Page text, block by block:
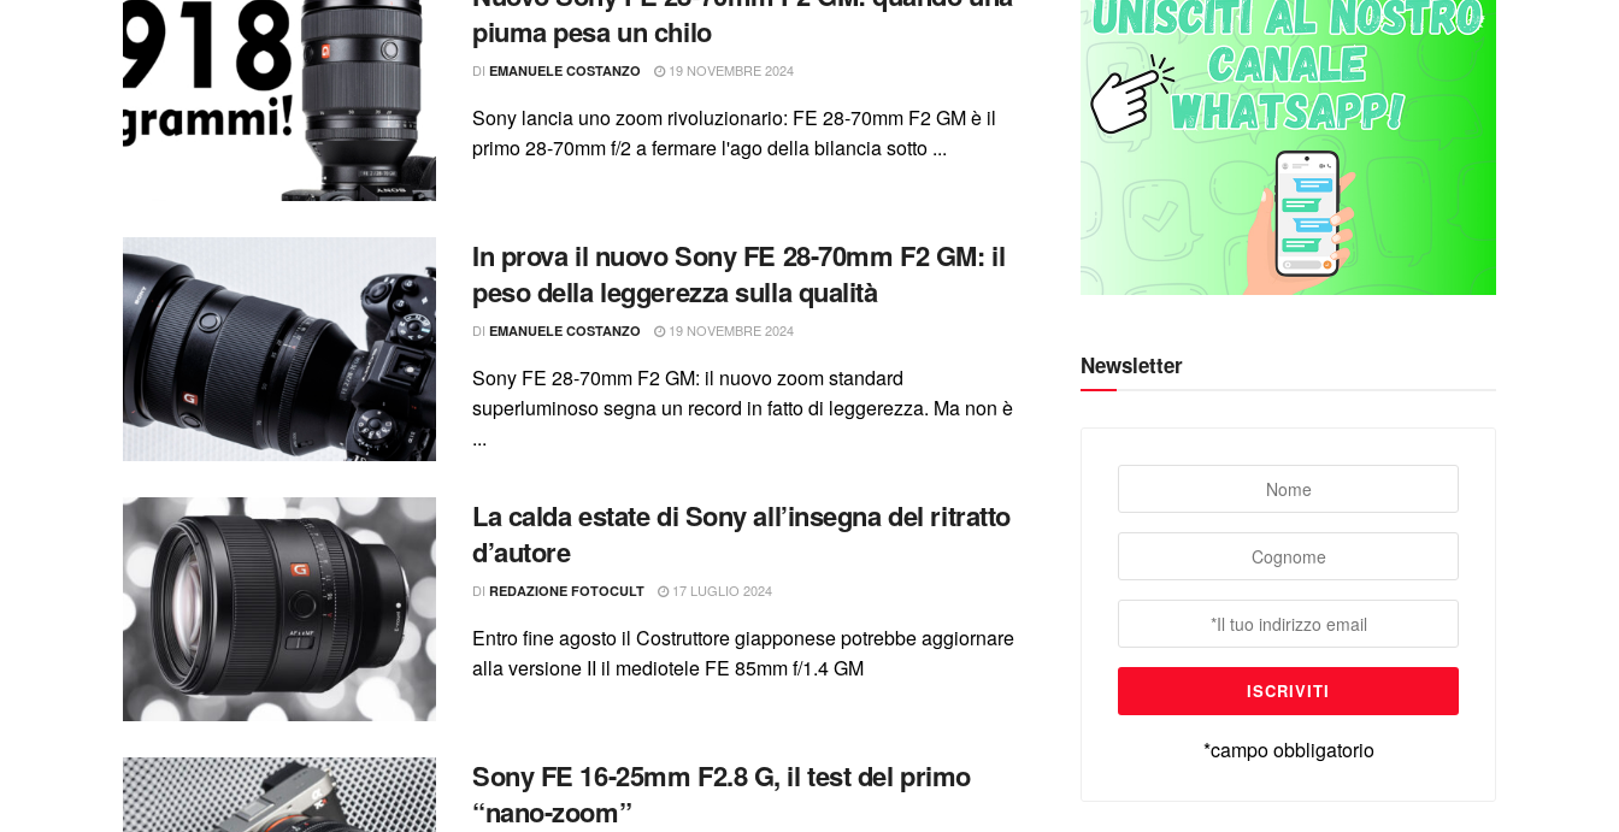
piuma pesa un chilo
DI EMANUELE COSTANZO 19 NOVEMBRE 2024
Sony lancia uno zoom rivoluzionario: FE 28-70mm F2 GM è il
primo 28-70mm f/2 a fermare l'ago della bilancia sotto ...
In prova il nuovo Sony FE 28-70mm F2 GM: il
peso della leggerezza sulla qualità
DI EMANUELE COSTANZO 19 NOVEMBRE 2024
Sony FE 28-70mm F2 GM: il nuovo zoom standard
superluminoso segna un record in fatto di leggerezza. Ma non è
...
La calda estate di Sony all’insegna del ritratto
d’autore
DI REDAZIONE FOTOCULT 17 LUGLIO 2024
Entro fine agosto il Costruttore giapponese potrebbe aggiornare
alla versione II il mediotele FE 85mm f/1.4 GM
Sony FE 16-25mm F2.8 G, il test del primo
“nano-zoom”
Newsletter
*campo obbligatorio